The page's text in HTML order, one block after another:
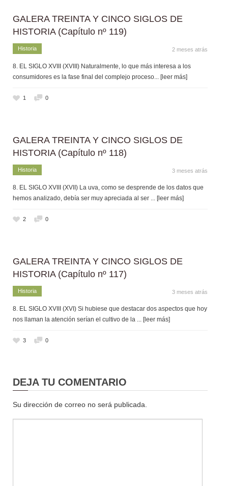
GALERA TREINTA Y CINCO SIGLOS DE
HISTORIA (Capítulo nº 119)
Historia 2 meses atrás
8. EL SIGLO XVIII (XVIII) Naturalmente, lo que más interesa a los
consumidores es la fase final del complejo proceso ... [leer más]
1 0
GALERA TREINTA Y CINCO SIGLOS DE
HISTORIA (Capítulo nº 118)
Historia 3 meses atrás
8. EL SIGLO XVIII (XVII) La uva, como se desprende de los datos que
hemos analizado, debía ser muy apreciada al ser
... [leer más]
2 0
GALERA TREINTA Y CINCO SIGLOS DE
HISTORIA (Capítulo nº 117)
Historia 3 meses atrás
8. EL SIGLO XVIII (XVI) Si hubiese que destacar dos aspectos que hoy
nos llaman la atención serían el cultivo de la ... [leer más]
3 0
DEJA TU COMENTARIO
Su dirección de correo no será publicada.